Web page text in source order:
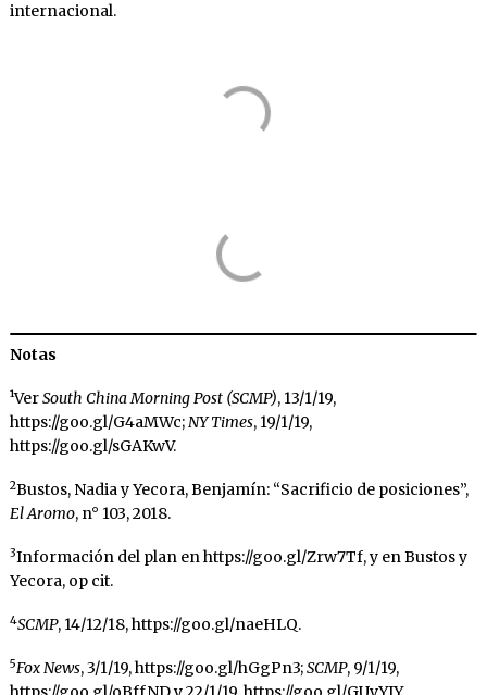
internacional.
Notas
¹VerSouth China Morning Post (SCMP), 13/1/19,
https://goo.gl/G4aMWc;NY Times, 19/1/19,
https://goo.gl/sGAKwV.
2Bustos, Nadia y Yecora, Benjamín: “Sacrificio de posiciones”,
El Aromo, n° 103, 2018.
3Información del plan en https://goo.gl/Zrw7Tf, y en Bustos y
Yecora, op cit.
4SCMP, 14/12/18, https://goo.gl/naeHLQ.
5Fox News, 3/1/19, https://goo.gl/hGgPn3;SCMP, 9/1/19,